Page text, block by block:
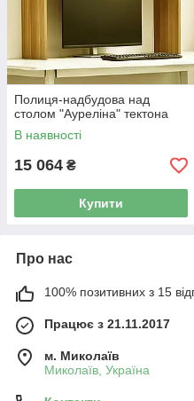
Полиця-надбудова над
столом "Ауреліна" тектона
В наявності
15 064 ₴
Купити
Про нас
100% позитивних з 15
Працює з 21.11.2017
м. Миколаїв
Миколаїв, Україна